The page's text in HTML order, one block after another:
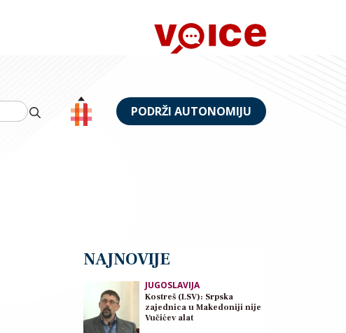
PODRŽI AUTONOMIJU
NAJNOVIJE
JUGOSLAVIJA
Kostreš (LSV): Srpska
zajednica u Makedoniji nije
Vučićev alat